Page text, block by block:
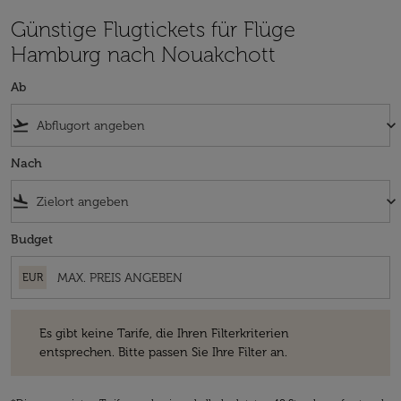
Günstige Flugtickets für Flüge
Hamburg nach Nouakchott
Ab
flight_takeoff keyboard_arrow_down
Nach
flight_land keyboard_arrow_down
Budget
EUR
Es gibt keine Tarife, die Ihren Filterkriterien
entsprechen. Bitte passen Sie Ihre Filter an.